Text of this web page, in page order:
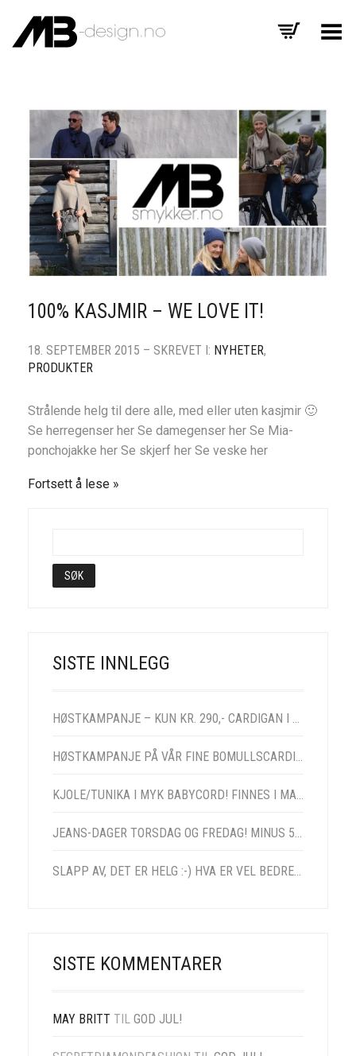
Veksle meny
100% KASJMIR – WE LOVE IT!
18. SEPTEMBER 2015 – SKREVET I: NYHETER,
PRODUKTER
Strålende helg til dere alle, med eller uten kasjmir 🙂
Se herregenser her Se damegenser her Se Mia-
ponchojakke her Se skjerf her Se veske her
Fortsett å lese
SISTE INNLEGG
HØSTKAMPANJE – KUN KR. 290,- CARDIGAN I MANGE FARGER! FRI FRAKT!
HØSTKAMPANJE PÅ VÅR FINE BOMULLSCARDIGAN I MANGE FARGER! NÅ KUN 490,- SÅ LANGT LAGERET REKKER! FRI FRAKT!
KJOLE/TUNIKA I MYK BABYCORD! FINNES I MANGE FARGER OG STØRRELSER FRA SMAL – XXL!
JEANS-DAGER TORSDAG OG FREDAG! MINUS 50% PÅ VÅR BESTSELGER! NÅ KUN 295,- FRI FRAKT! TORSDAGSÅPENT I VÅRT SHOWROOM FRA 12 – 18!
SLAPP AV, DET ER HELG :-) HVA ER VEL BEDRE ENN Å KRYPE INN I EN DIGG KOSEDRESS PÅ FREDAGSKVELDEN!
SISTE KOMMENTARER
MAY BRITT TIL GOD JUL!